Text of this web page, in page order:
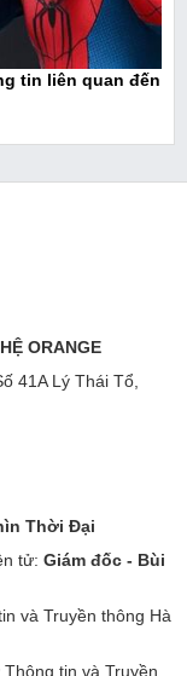
tin liên quan đến
ORANGE
41A Lý Thái Tổ,
Thời Đại
tử: Giám đốc - Bùi
và Truyền thông Hà
tin và Truyền